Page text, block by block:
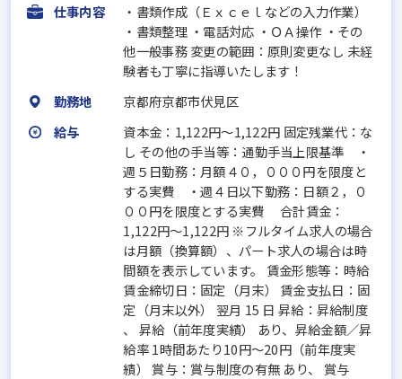
仕事内容
・書類作成（Ｅｘｃｅｌなどの入力作業）
・書類整理 ・電話対応 ・ＯＡ操作 ・その
他一般事務 変更の範囲：原則変更なし 未経
験者も丁寧に指導いたします！
勤務地
京都府京都市伏見区
給与
資本金：1,122円〜1,122円 固定残業代：な
し その他の手当等：通勤手当上限基準 ・
週５日勤務：月額４０，０００円を限度と
する実費 ・週４日以下勤務：日額２，０
００円を限度とする実費 合計賃金：
1,122円～1,122円 ※フルタイム求人の場合
は月額（換算額）、パート求人の場合は時
間額を表示しています。 賃金形態等：時給
賃金締切日：固定（月末） 賃金支払日：固
定（月末以外） 翌月 15 日 昇給：昇給制度
、 昇給（前年度実績） あり、昇給金額／昇
給率 1時間あたり10円～20円（前年度実
績） 賞与：賞与制度の有無 あり、 賞与